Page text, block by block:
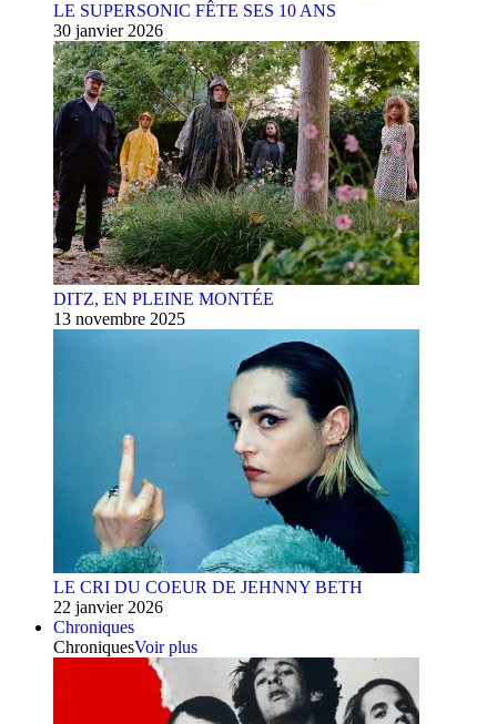
LE SUPERSONIC FÊTE SES 10 ANS
30 janvier 2026
DITZ, EN PLEINE MONTÉE
13 novembre 2025
LE CRI DU COEUR DE JEHNNY BETH
22 janvier 2026
Chroniques
ChroniquesVoir plus